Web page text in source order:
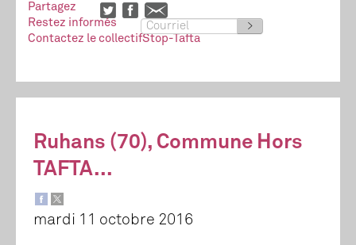
Partagez
Restez informés
>
Contactez le collectifStop-Tafta
Ruhans (70), Commune Hors
TAFTA...
mardi 11 octobre 2016